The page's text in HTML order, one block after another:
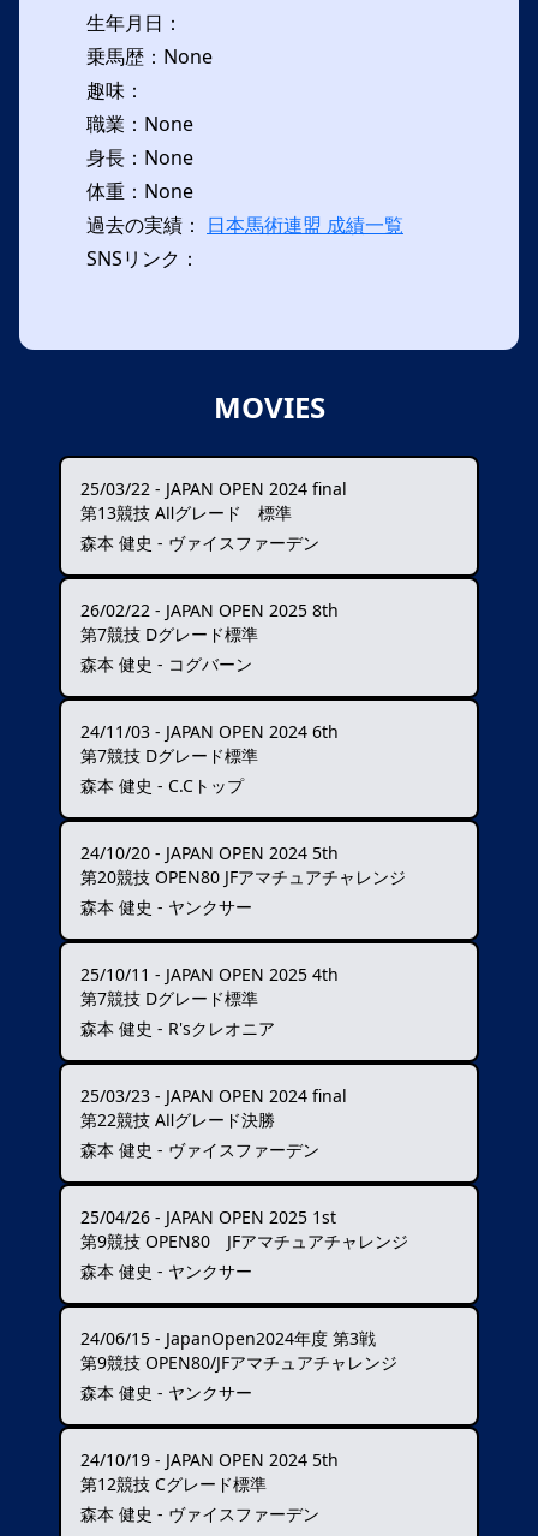
生年月日：
乗馬歴：None
趣味：
職業：None
身長：None
体重：None
過去の実績： 日本馬術連盟 成績一覧
SNSリンク：
MOVIES
25/03/22 - JAPAN OPEN 2024 final
第13競技 AⅡグレード 標準
森本 健史 - ヴァイスファーデン
26/02/22 - JAPAN OPEN 2025 8th
第7競技 Dグレード標準
森本 健史 - コグバーン
24/11/03 - JAPAN OPEN 2024 6th
第7競技 Dグレード標準
森本 健史 - C.Cトップ
24/10/20 - JAPAN OPEN 2024 5th
第20競技 OPEN80 JFアマチュアチャレンジ
森本 健史 - ヤンクサー
25/10/11 - JAPAN OPEN 2025 4th
第7競技 Dグレード標準
森本 健史 - R'sクレオニア
25/03/23 - JAPAN OPEN 2024 final
第22競技 AⅡグレード決勝
森本 健史 - ヴァイスファーデン
25/04/26 - JAPAN OPEN 2025 1st
第9競技 OPEN80 JFアマチュアチャレンジ
森本 健史 - ヤンクサー
24/06/15 - JapanOpen2024年度 第3戦
第9競技 OPEN80/JFアマチュアチャレンジ
森本 健史 - ヤンクサー
24/10/19 - JAPAN OPEN 2024 5th
第12競技 Cグレード標準
森本 健史 - ヴァイスファーデン